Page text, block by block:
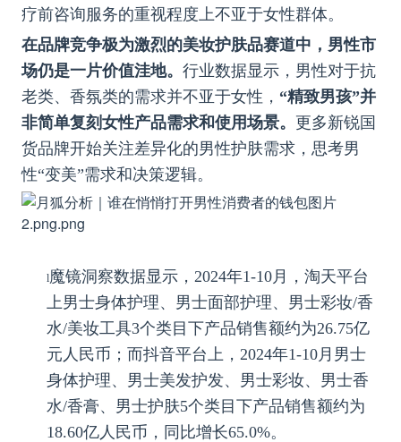
疗前咨询服务的重视程度上不亚于女性群体。
在品牌竞争极为激烈的美妆护肤品赛道中，男性市
场仍是一片价值洼地。 行业数据显示，男性对于抗
老类、香氛类的需求并不亚于女性， “精致男孩”并
非简单复刻女性产品需求和使用场景。 更多新锐国
货品牌开始关注差异化的男性护肤需求，思考男
性“变美”需求和决策逻辑。
l魔镜洞察数据显示，2024年1-10月，淘天平台
上男士身体护理、男士面部护理、男士彩妆/香
水/美妆工具3个类目下产品销售额约为26.75亿
元人民币；而抖音平台上，2024年1-10月男士
身体护理、男士美发护发、男士彩妆、男士香
水/香膏、男士护肤5个类目下产品销售额约为
18.60亿人民币，同比增长65.0%。